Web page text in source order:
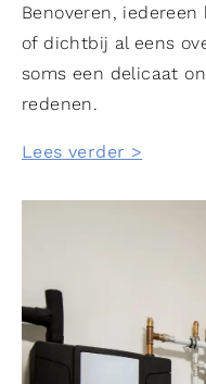
Benoveren,
of dichtbij al eens
soms een delicaat
redenen.
Lees verder >